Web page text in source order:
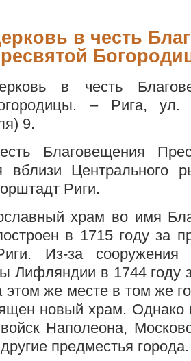
в честь
в честь
– Рига, ул.
9.
Благовещения
вблизи Центрального
Риги.
храм во имя
в 1715 году за
Из-за сооружения
Лифляндии в 1744 году
этом же месте в том же
новый храм. Однако
Наполеона,
предместья города.